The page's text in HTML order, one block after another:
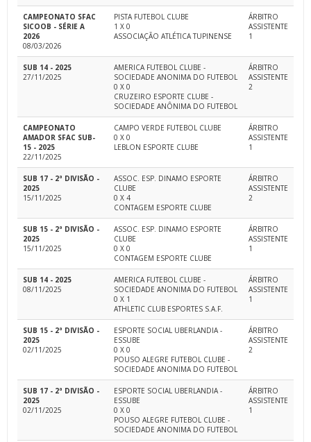
CAMPEONATO SFAC
SICOOB - SÉRIE A
2026
08/03/2026
PISTA FUTEBOL CLUBE
1 X 0
ASSOCIAÇÃO ATLÉTICA TUPINENSE
ÁRBITRO
ASSISTENTE
1
SUB 14 - 2025
27/11/2025
AMERICA FUTEBOL CLUBE -
SOCIEDADE ANONIMA DO FUTEBOL
0 X 0
CRUZEIRO ESPORTE CLUBE -
SOCIEDADE ANÔNIMA DO FUTEBOL
ÁRBITRO
ASSISTENTE
2
CAMPEONATO
AMADOR SFAC SUB-
15 - 2025
22/11/2025
CAMPO VERDE FUTEBOL CLUBE
0 X 0
LEBLON ESPORTE CLUBE
ÁRBITRO
ASSISTENTE
1
SUB 17 - 2ª DIVISÃO -
2025
15/11/2025
ASSOC. ESP. DINAMO ESPORTE
CLUBE
0 X 4
CONTAGEM ESPORTE CLUBE
ÁRBITRO
ASSISTENTE
2
SUB 15 - 2ª DIVISÃO -
2025
15/11/2025
ASSOC. ESP. DINAMO ESPORTE
CLUBE
0 X 0
CONTAGEM ESPORTE CLUBE
ÁRBITRO
ASSISTENTE
1
SUB 14 - 2025
08/11/2025
AMERICA FUTEBOL CLUBE -
SOCIEDADE ANONIMA DO FUTEBOL
0 X 1
ATHLETIC CLUB ESPORTES S.A.F.
ÁRBITRO
ASSISTENTE
1
SUB 15 - 2ª DIVISÃO -
2025
02/11/2025
ESPORTE SOCIAL UBERLANDIA -
ESSUBE
0 X 0
POUSO ALEGRE FUTEBOL CLUBE -
SOCIEDADE ANONIMA DO FUTEBOL
ÁRBITRO
ASSISTENTE
2
SUB 17 - 2ª DIVISÃO -
2025
02/11/2025
ESPORTE SOCIAL UBERLANDIA -
ESSUBE
0 X 0
POUSO ALEGRE FUTEBOL CLUBE -
SOCIEDADE ANONIMA DO FUTEBOL
ÁRBITRO
ASSISTENTE
1